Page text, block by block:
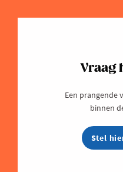
Vraag
Een prangende
binnen
Stel